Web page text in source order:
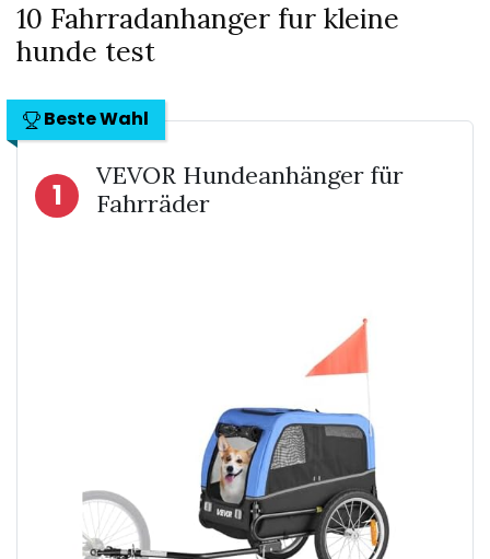
10 Fahrradanhanger fur kleine
hunde test
Beste Wahl
1
VEVOR Hundeanhänger für
Fahrräder